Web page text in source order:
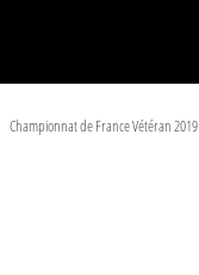
Championnat de France Vétéran 2019